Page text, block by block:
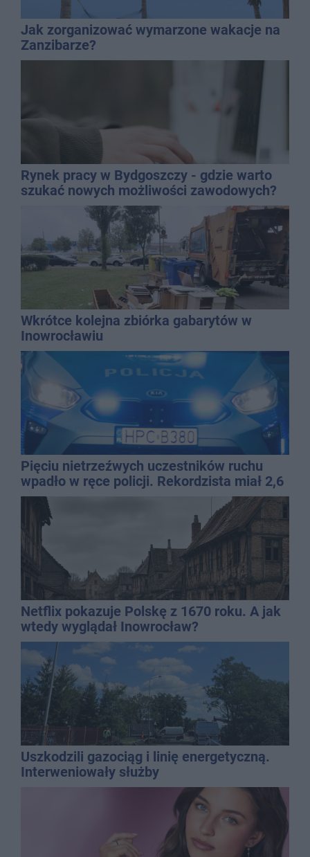
Jak zorganizować wymarzone wakacje na
Zanzibarze?
Rynek pracy w Bydgoszczy - gdzie warto
szukać nowych możliwości zawodowych?
Wkrótce kolejna zbiórka gabarytów w
Inowrocławiu
Pięciu nietrzeźwych uczestników ruchu
wpadło w ręce policji. Rekordzista miał 2,6
promila
Netflix pokazuje Polskę z 1670 roku. A jak
wtedy wyglądał Inowrocław?
Uszkodzili gazociąg i linię energetyczną.
Interweniowały służby